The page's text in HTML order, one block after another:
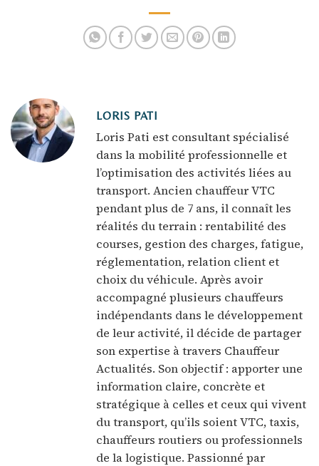
LORIS PATI
Loris Pati est consultant spécialisé
dans la mobilité professionnelle et
l’optimisation des activités liées au
transport. Ancien chauffeur VTC
pendant plus de 7 ans, il connaît les
réalités du terrain : rentabilité des
courses, gestion des charges, fatigue,
réglementation, relation client et
choix du véhicule. Après avoir
accompagné plusieurs chauffeurs
indépendants dans le développement
de leur activité, il décide de partager
son expertise à travers Chauffeur
Actualités. Son objectif : apporter une
information claire, concrète et
stratégique à celles et ceux qui vivent
du transport, qu’ils soient VTC, taxis,
chauffeurs routiers ou professionnels
de la logistique. Passionné par